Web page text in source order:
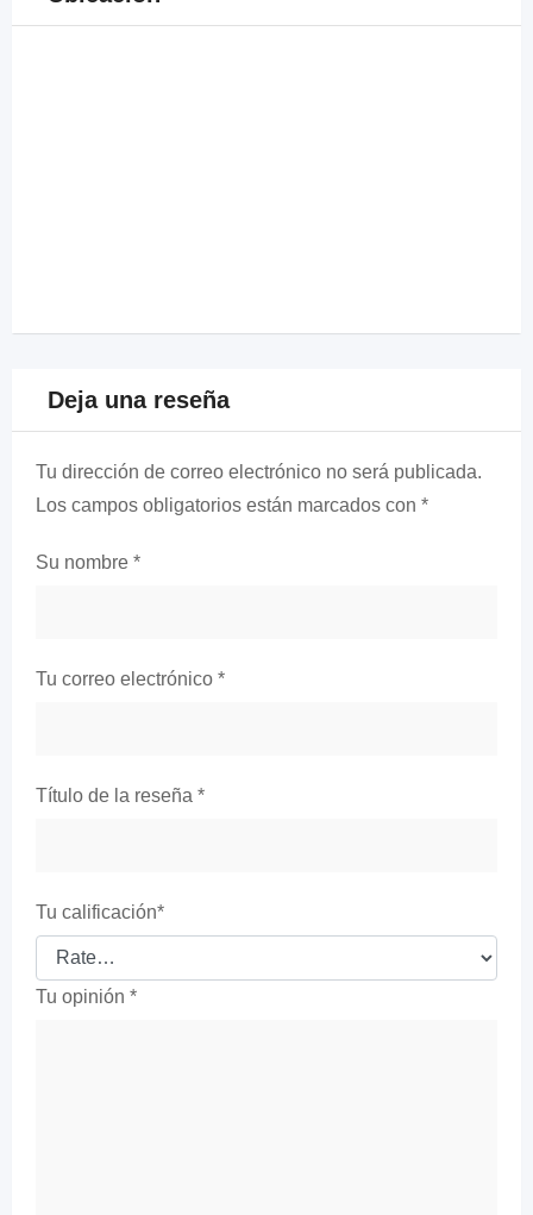
Deja una reseña
Tu dirección de correo electrónico no será publicada.
Los campos obligatorios están marcados con *
Su nombre *
Tu correo electrónico *
Título de la reseña *
Tu calificación*
Tu opinión *